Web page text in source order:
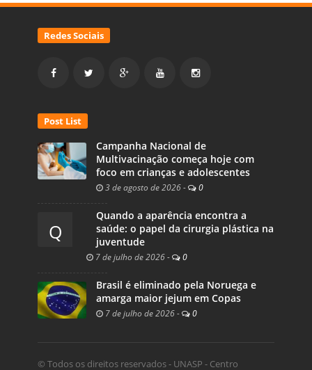
Redes Sociais
Post List
Campanha Nacional de
Multivacinação começa hoje com
foco em crianças e adolescentes
3 de agosto de 2026 - 0
Q
Quando a aparência encontra a
saúde: o papel da cirurgia plástica na
juventude
7 de julho de 2026 - 0
Brasil é eliminado pela Noruega e
amarga maior jejum em Copas
7 de julho de 2026 - 0
© Todos os direitos reservados - UNASP - Centro